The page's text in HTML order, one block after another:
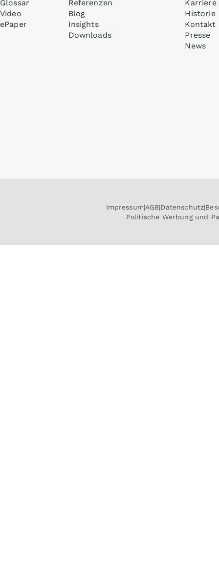
Glossar
Video
ePaper
Referenzen
Blog
Insights
Downloads
Karriere
Historie
Kontakt
Presse
News
Impressum AGB Datenschutz
Politische Werbung und